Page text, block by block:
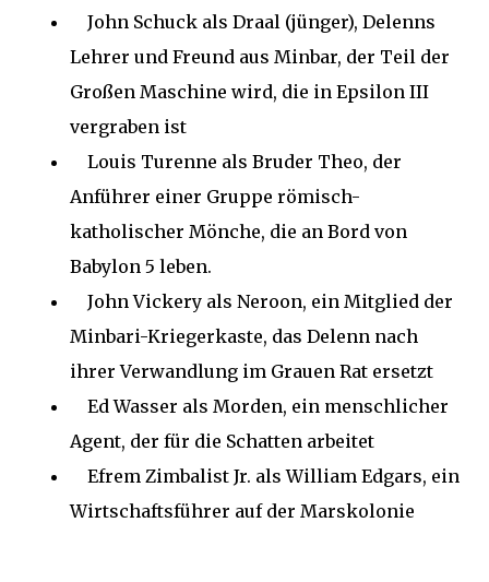
John Schuck als Draal (jünger), Delenns
Lehrer und Freund aus Minbar, der Teil der
Großen Maschine wird, die in Epsilon III
vergraben ist
Louis Turenne als Bruder Theo, der
Anführer einer Gruppe römisch-
katholischer Mönche, die an Bord von
Babylon 5 leben.
John Vickery als Neroon, ein Mitglied der
Minbari-Kriegerkaste, das Delenn nach
ihrer Verwandlung im Grauen Rat ersetzt
Ed Wasser als Morden, ein menschlicher
Agent, der für die Schatten arbeitet
Efrem Zimbalist Jr. als William Edgars, ein
Wirtschaftsführer auf der Marskolonie